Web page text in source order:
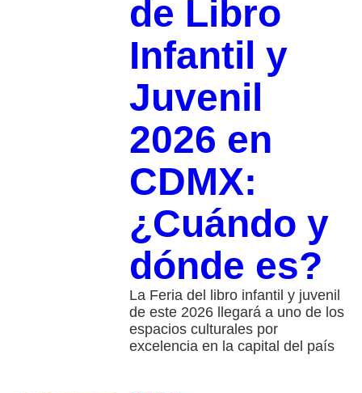
de Libro
Infantil y
Juvenil
2026 en
CDMX:
¿Cuándo y
dónde es?
La Feria del libro infantil y juvenil
de este 2026 llegará a uno de los
espacios culturales por
excelencia en la capital del país